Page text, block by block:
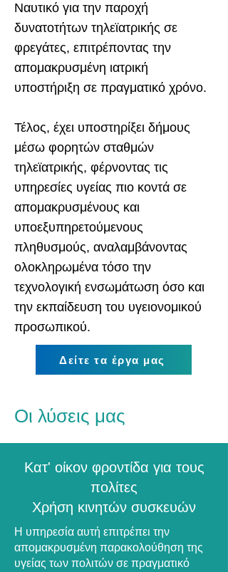
Ναυτικό για την παροχή
δυνατοτήτων τηλεϊατρικής σε
φρεγάτες, επιτρέποντας την
απομακρυσμένη ιατρική
υποστήριξη σε πραγματικό χρόνο.
Τέλος, έχει υποστηρίξει δήμους
μέσω φορητών σταθμών
τηλεϊατρικής, φέρνοντας τις
υπηρεσίες υγείας πιο κοντά σε
απομακρυσμένους και
υποεξυπηρετούμενους
πληθυσμούς, αναλαμβάνοντας
ολοκληρωμένα τόσο την
τεχνολογική ενσωμάτωση όσο και
την εκπαίδευση του υγειονομικού
προσωπικού.
Δείτε τα έργα μας
Οι λύσεις μας
Κατ' οίκον φροντίδα για τους
πολίτες
Χρήση κινητών συσκευών
Η υπηρεσία αυτή επιτρέπει την
απομακρυσμένη παρακολούθηση της
υγείας των πολιτών σε πραγματικό